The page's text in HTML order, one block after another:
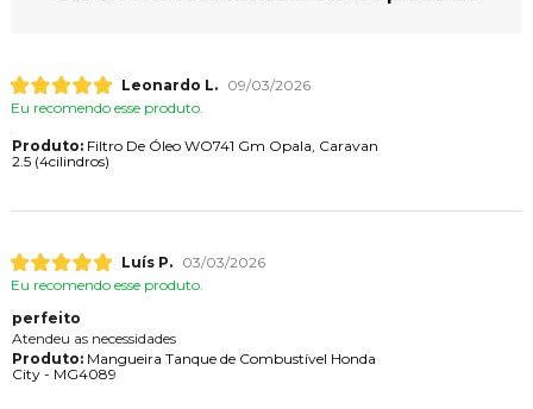
Leonardo L.
09/03/2026
Eu recomendo esse produto.
Produto:Filtro De Óleo WO741 Gm Opala, Caravan
2.5 (4cilindros)
Luís P.
03/03/2026
Eu recomendo esse produto.
perfeito
Atendeu as necessidades
Produto:Mangueira Tanque de Combustível Honda
City - MG4089